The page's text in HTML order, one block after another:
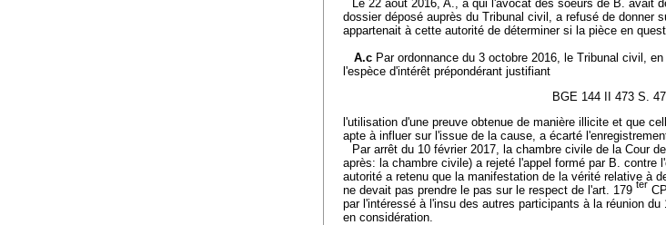
Le 22 août 2016, A., à qui l'avocat des soeurs de B. avait
dossier déposé auprès du Tribunal civil, a refusé de donner
appartenait à cette autorité de déterminer si la pièce en
A.c Par ordonnance du 3 octobre 2016, le Tribunal civil,
l'espèce d'intérêt prépondérant justifiant
BGE 144 II 473 S.
l'utilisation d'une preuve obtenue de manière illicite et que
apte à influer sur l'issue de la cause, a écarté
Par arrêt du 10 février 2017, la chambre civile de la Cour
après: la chambre civile) a rejeté l'appel formé par B. contre
autorité a retenu que la manifestation de la vérité relative à
ne devait pas prendre le pas sur le respect de l'art. 179 ter
par l'intéressé à l'insu des autres participants à la réunion
en considération.